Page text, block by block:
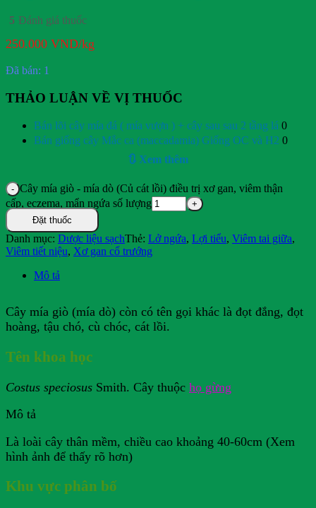
5 Đánh giá thuốc
250.000 VND/kg
Đã bán: 1
THẢO LUẬN VỀ VỊ THUỐC
Bán lõi cây mía đá ( mía vượn ) + cây sau sau 2 tầng lá 0
Bán giống cây Mắc ca (maccadamia) Giống OC và H2 0
🔃 Xem thêm
Cây mía giò - mía dò (Củ cát lồi) điều trị xơ gan, viêm thận
cấp, eczema, mẩn ngứa số lượng
Đặt thuốc
Danh mục: Dược liệu sạchThẻ: Lở ngứa, Lợi tiểu, Viêm tai giữa,
Viêm tiết niệu, Xơ gan cổ trướng
Mô tả
Cây mía giò (mía dò) còn có tên gọi khác là đọt đắng, đọt
hoàng, tậu chó, cù chóc, cát lồi.
Tên khoa học
Costus speciosus Smith. Cây thuộc họ gừng
Mô tả
Là loài cây thân mềm, chiều cao khoảng 40-60cm (Xem
hình ảnh để thấy rõ hơn)
Khu vực phân bố